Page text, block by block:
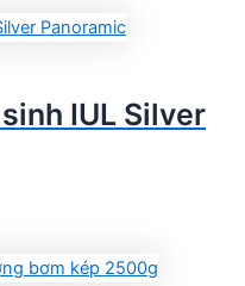
IUL Silver